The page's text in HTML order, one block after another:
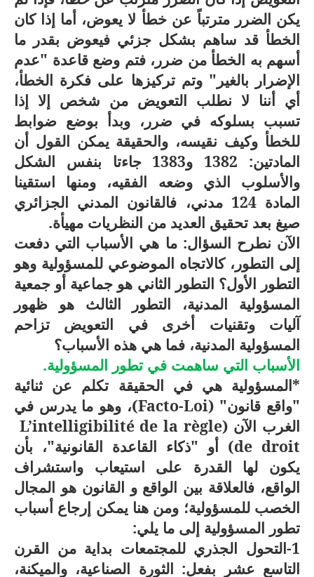
يكن الضرر مترتباً عن خطأ لا يعوض، أما إذا كان
الخطأ قد ساهم بشكل جزئي فيعوض بقدر ما
أسهم به الخطأ من ضرر، فتم وضع قاعدة "عدم
الإضرار بالغير" وتم تركيزها على فكرة الخطأ،
أي أننا لا نطلب التعويض من شخص إلا إذا
تسبب بسلوكه في ضرر، وبدأ بوضع ضوابط
للخطأ وكيف نقيسه، والحقيقة يمكن القول أن
المادتين: 1382 و1383 جاءتا بنفس الشكل
والأسلوب الذي وضعه الفقيه، ومنها استقينا
المادة 124 مدني، فالقانون المدني الجزائري
صيغ بعد تحقيق العديد من النظريات مهيأة.
الآن نطرح السؤال: ما هي الأسباب التي دفعت
إلى التطور، كالاتجاه الموضوعي للمسؤولية وهو
التطور الأول؟ التطور الثاني هو جماعية أو جمعية
المسؤولية المدنية، التطور الثالث هو ظهور
آليات وتقنيات أخرى في التعويض تزاحم
المسؤولية المدنية، فما هي هذه الأسباب؟
الأسباب التي ساهمت في تطور المسؤولية.
*المسؤولية هي في الحقيقة تكلم عن ثنائية
"واقع قانون" ( Facto-Loi)، وهو ما يدرس في
الغرب الآن ( L’intelligibilité de la règle
de droit) أو "ذكاء القاعدة القانونية"، بأن
يكون لها القدرة على استيعاب واستشراف
الواقع، فالعلاقة بين الواقع و القانون هو المجال
الخصب للمسؤولية؛ ومن هنا يمكن إرجاع أسباب
تطور المسؤولية إلى ما يلي:
1-التحول الجذري للمجتمعات بداية من القرن
التاسع عشر بفعل: الثورة الصناعية، والميكنة،